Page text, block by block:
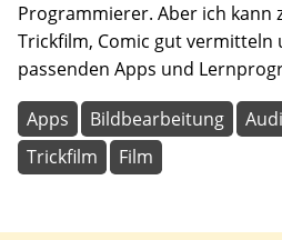
Programmierer. Aber ich kann
Trickfilm, Comic gut vermitteln
passenden Apps und
Apps Bildbearbeitung
Trickfilm
Film